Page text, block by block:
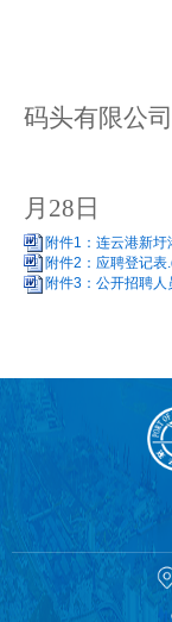
码头有限公司
月 28 日
附件1：连云港新
附件2：应聘登记表
附件3：公开招聘